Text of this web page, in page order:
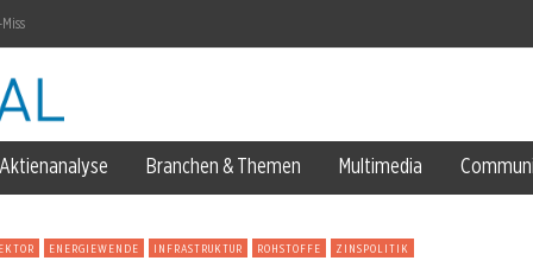
Aktienanalyse Branchen & Themen Multimedia
ENERGIEWENDE INFRASTRUKTUR ROHSTOFFE ZINSPOLITIK